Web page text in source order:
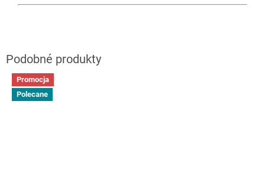
Promocja
Polecane